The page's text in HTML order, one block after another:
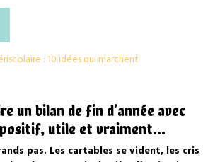
sur le terrain, pour gérer sereinement
en ALSH et périscolaire.
un bilan de fin d’année avec
utile et vraiment
pas. Les cartables se vident, les cris